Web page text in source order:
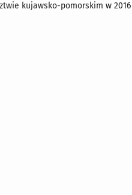
kujawsko-pomorskim w 2016